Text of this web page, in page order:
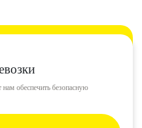
обеспечить безопасную